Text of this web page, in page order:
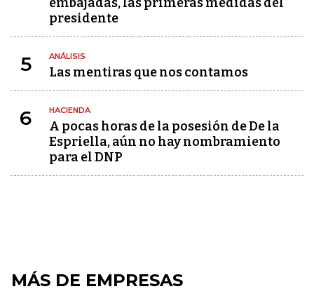
presidente
5 ANÁLISIS
Las mentiras que nos contamos
6 HACIENDA
A pocas horas de la posesión de De la
Espriella, aún no hay nombramiento
para el DNP
MÁS DE EMPRESAS